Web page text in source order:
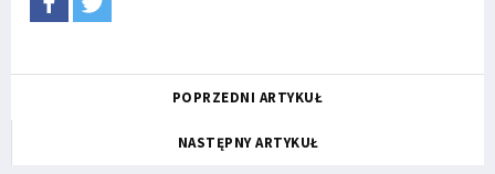
POPRZEDNI ARTYKUŁ
NASTĘPNY ARTYKUŁ